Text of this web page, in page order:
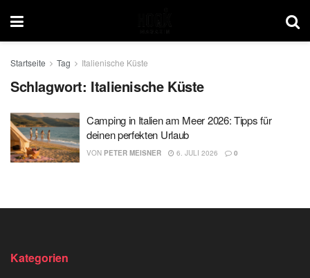
Startseite Tag Italienische Küste
Schlagwort: Italienische Küste
Camping in Italien am Meer 2026: Tipps für
deinen perfekten Urlaub
VON PETER MEISNER 6. JULI 2026 0
Kategorien